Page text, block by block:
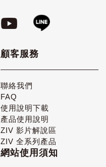
顧客服務
聯絡我們
FAQ
使用說明下載
產品使用說明
ZIV 影片解說區
ZIV 全系列產品
網站使用須知